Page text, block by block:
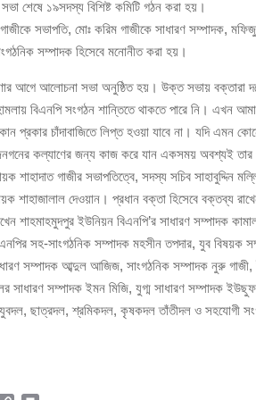
টাকার বাজেট ঘোষণা
পিস ইয়াবা ও ৫০ গ্রাম গাঁজাসহ ৩ মাদক কারবারি
শেষে ১৯সদস্য বিশিষ্ট কমিটি গঠন করা হয়।
সভাপতি, মোঃ করিম গাজীকে সাধারণ সম্পাদক,
সম্পাদক হিসেবে মনোনীত করা হয়।
আগে আলোচনা সভা অনুষ্ঠিত হয়। উক্ত সভায় বক্তারা
বিএনপি সংগঠন শান্তিতে থাকতে পারে নি। এখন
প্রকার চাঁদাবাজিতে লিপ্ত হওয়া যাবে না। যদি এমন
কল্যাণের জন্য কাজ করে যান একসময় অবশ্যই তার
শাহাদাত গাজীর সভাপতিত্বে, সদস্য সচিব সাহাবুদ্দিন
শাহাজালাল দেওয়ান। প্রধান বক্তা হিসেবে বক্তব্য
শাহমাহমুদপুর ইউনিয়ন বিএনপি’র সাধারণ সম্পাদক
সহ-সাংগঠনিক সম্পাদক মহসীন তপদার, যুব বিষয়ক
সম্পাদক আব্দুল আজিজ, সাংগঠনিক সম্পাদক নুরু
সাধারণ সম্পাদক ইমন মিজি, যুগ্ম সাধারণ সম্পাদক
যুবদল, ছাত্রদল, শ্রমিকদল, কৃষকদল তাঁতীদল ও সহযোগী